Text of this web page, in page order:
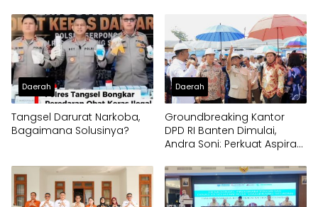
Jamur Crispy di Serpong
Daerah
Tangsel Darurat Narkoba,
Bagaimana Solusinya?
Daerah
Groundbreaking Kantor
DPD RI Banten Dimulai,
Andra Soni: Perkuat Aspirasi